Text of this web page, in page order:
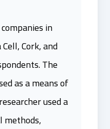
in
Cork, and
The
as a means of
used a